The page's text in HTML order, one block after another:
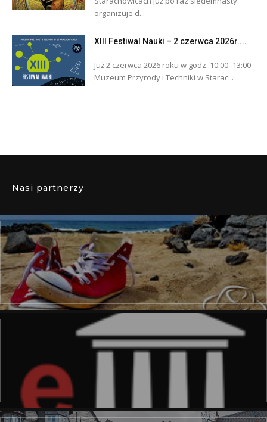
organizuje d...
XIII Festiwal Nauki – 2 czerwca 2026r....
Już 2 czerwca 2026 roku w godz. 10:00–13:00
Muzeum Przyrody i Techniki w Starac...
Nasi partnerzy